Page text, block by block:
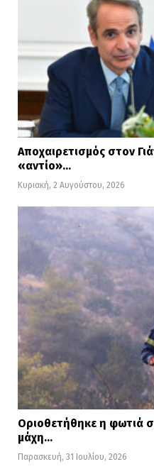
Αποχαιρετισμός στον
«αντίο»…
Κυριακή, 2 Αυγούστου, 2026
Οριοθετήθηκε η φωτιά
μάχη…
Παρασκευή, 31 Ιουλίου, 2026